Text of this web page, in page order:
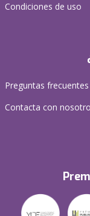
Condiciones de uso
Preguntas frecuentes
Contacta con